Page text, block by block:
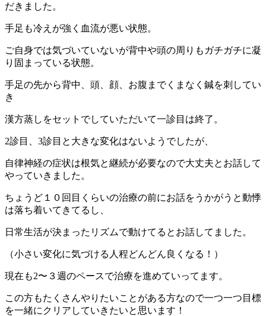
だきました。
手足も冷えが強く血流が悪い状態。
ご自身では気づいていないが背中や頭の周りもガチガチに凝
り固まっている状態。
手足の先から背中、頭、顔、お腹までくまなく鍼を刺してい
き
漢方蒸しをセットでしていただいて一診目は終了。
2診目、3診目と大きな変化はないようでしたが、
自律神経の症状は根気と継続が必要なので大丈夫とお話して
やっていきました。
ちょうど１０回目くらいの治療の前にお話をうかがうと動悸
は落ち着いてきてるし、
日常生活が決まったリズムで動けてるとお話してました。
（小さい変化に気づける人程どんどん良くなる！）
現在も2〜３週のペースで治療を進めていってます。
この方もたくさんやりたいことがある方なので一つ一つ目標
を一緒にクリアしていきたいと思います！